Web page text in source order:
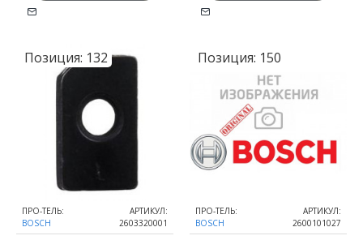
Позиция: 132
ПРО-ТЕЛЬ:
BOSCH
АРТИКУЛ:
2603320001
Позиция: 150
ПРО-ТЕЛЬ:
BOSCH
АРТИКУЛ:
2600101027